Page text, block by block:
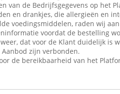
van de Bedrijfsgegevens op het
en drankjes, die allergieën en
voedingsmiddelen, raden wij
voordat de bestelling
dat voor de Klant duidelijk is
zijn verbonden.
de bereikbaarheid van het